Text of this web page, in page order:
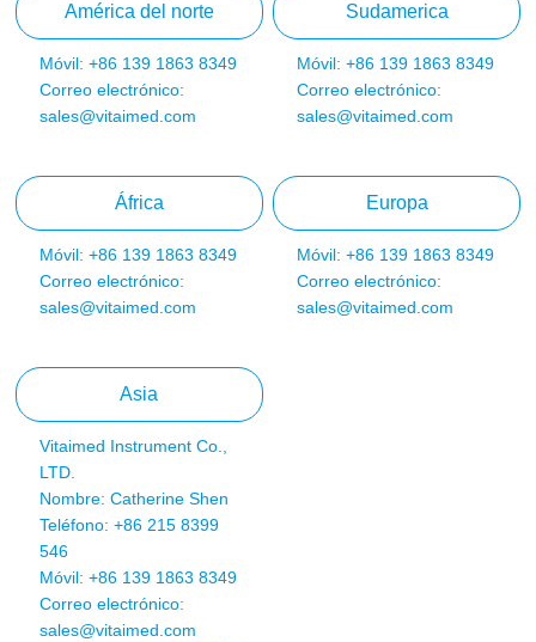
América del norte
Móvil: +86 139 1863 8349
Correo electrónico:
sales@vitaimed.com
Sudamerica
Móvil: +86 139 1863 8349
Correo electrónico:
sales@vitaimed.com
África
Móvil: +86 139 1863 8349
Correo electrónico:
sales@vitaimed.com
Europa
Móvil: +86 139 1863 8349
Correo electrónico:
sales@vitaimed.com
Asia
Vitaimed Instrument Co.,
LTD.
Nombre: Catherine Shen
Teléfono: +86 215 8399
546
Móvil: +86 139 1863 8349
Correo electrónico:
sales@vitaimed.com